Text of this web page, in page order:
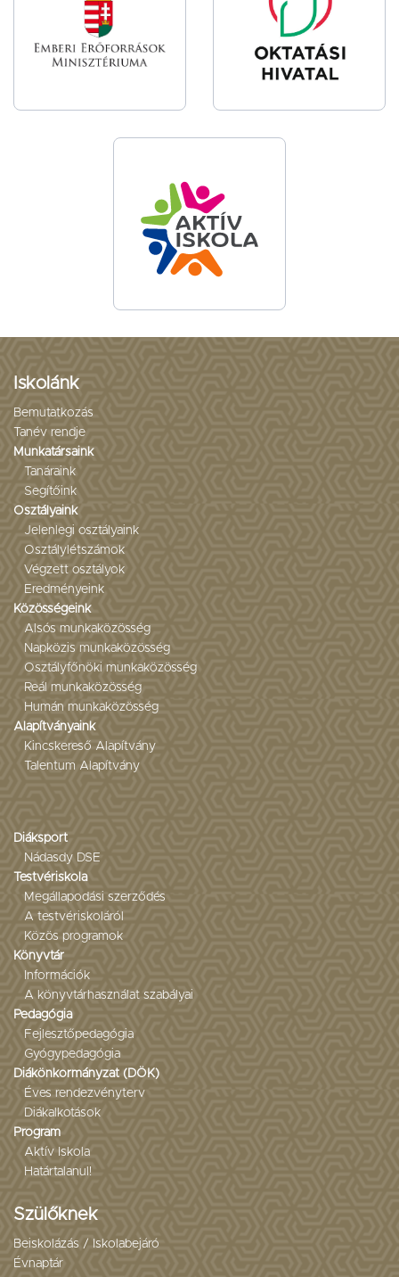
Iskolánk
Bemutatkozás
Tanév rendje
Munkatársaink
Tanáraink
Segítőink
Osztályaink
Jelenlegi osztályaink
Osztálylétszámok
Végzett osztályok
Eredményeink
Közösségeink
Alsós munkaközösség
Napközis munkaközösség
Osztályfőnöki munkaközösség
Reál munkaközösség
Humán munkaközösség
Alapítványaink
Kincskereső Alapítvány
Talentum Alapítvány
Diáksport
Nádasdy DSE
Testvériskola
Megállapodási szerződés
A testvériskoláról
Közös programok
Könyvtár
Információk
A könyvtárhasználat szabályai
Pedagógia
Fejlesztőpedagógia
Gyógypedagógia
Diákönkormányzat (DÖK)
Éves rendezvényterv
Diákalkotások
Program
Aktív Iskola
Határtalanul!
Szülőknek
Beiskolázás / Iskolabejáró
Évnaptár